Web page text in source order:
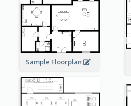
Sample Floorplan